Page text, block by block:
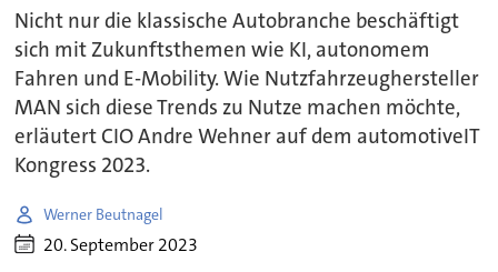
Nicht nur die klassische Autobranche beschäftigt
sich mit Zukunftsthemen wie KI, autonomem
Fahren und E-Mobility. Wie Nutzfahrzeughersteller
MAN sich diese Trends zu Nutze machen möchte,
erläutert CIO Andre Wehner auf dem automotiveIT
Kongress 2023.
Werner Beutnagel
20. September 2023